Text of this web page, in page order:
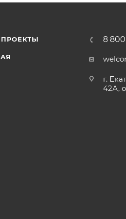
ПРОЕКТЫ 8
г.
42А,